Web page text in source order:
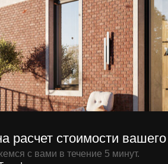
стоимости вашего проекта
в течение 5 минут.
на обратку персональны данных.